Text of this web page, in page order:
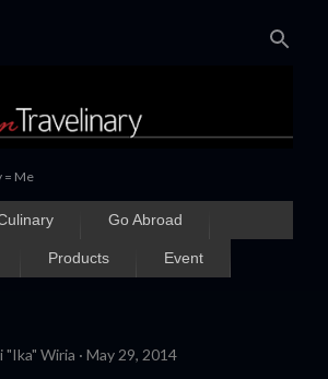
= Me
Go Abroad
Products Event
"Ika" Wiria May 29, 2014